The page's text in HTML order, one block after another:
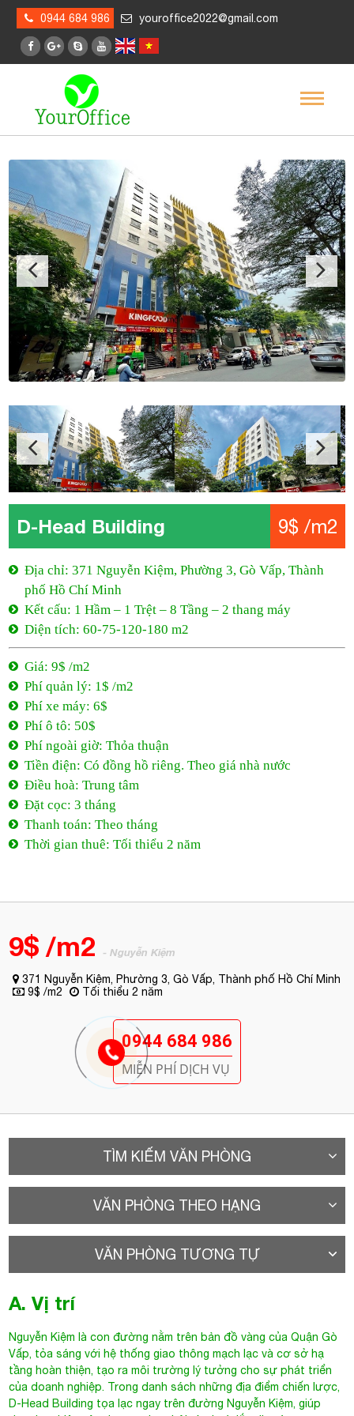
0944 684 986 youroffice2022@gmail.com
D-Head Building 9$ /m2
Địa chỉ: 371 Nguyễn Kiệm, Phường 3, Gò Vấp, Thành
phố Hồ Chí Minh
Kết cấu: 1 Hầm – 1 Trệt – 8 Tầng – 2 thang máy
Diện tích: 60-75-120-180 m2
Giá: 9$ /m2
Phí quản lý: 1$ /m2
Phí xe máy: 6$
Phí ô tô: 50$
Phí ngoài giờ: Thỏa thuận
Tiền điện: Có đồng hồ riêng. Theo giá nhà nước
Điều hoà: Trung tâm
Đặt cọc: 3 tháng
Thanh toán: Theo tháng
Thời gian thuê: Tối thiểu 2 năm
9$ /m2 - Nguyễn Kiệm
371 Nguyễn Kiệm, Phường 3, Gò Vấp, Thành phố Hồ Chí Minh
9$ /m2
Tối thiểu 2 năm
0944 684 986
MIỄN PHÍ DỊCH VỤ
TÌM KIẾM VĂN PHÒNG
VĂN PHÒNG THEO HẠNG
VĂN PHÒNG TƯƠNG TỰ
A. Vị trí
Nguyễn Kiệm là con đường nằm trên bản đồ vàng của Quận Gò
Vấp, tỏa sáng với hệ thống giao thông mạch lạc và cơ sở hạ
tầng hoàn thiện, tạo ra môi trường lý tưởng cho sự phát triển
của doanh nghiệp. Trong danh sách những địa điểm chiến lược,
D-Head Building tọa lạc ngay trên đường Nguyễn Kiệm, giúp